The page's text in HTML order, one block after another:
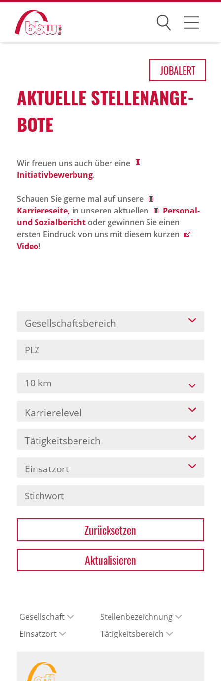
Suchen
Über uns
Historie
bbw als Arbeitgeber
Jobportal
Presse und Medien
Karriere
Presse
News Archiv
JOBALERT
AKTU­ELLE STEL­LEN­AN­GE­
BOTE
Wir freuen uns auch über eine
Initiativbewerbung.
Schauen Sie gerne mal auf unsere
Karriereseite, in unseren aktuellen
Personal-
und Sozialberichtoder gewinnen Sie einen
ersten Eindruck von uns mit diesem kurzen
Video!
Gesellschaftsbereich
10 km
Karrierelevel
Tätigkeitsbereich
Einsatzort
Zurücksetzen
Aktualisieren
Gesellschaft
Stellenbezeichnung
Einsatzort
Tätigkeitsbereich